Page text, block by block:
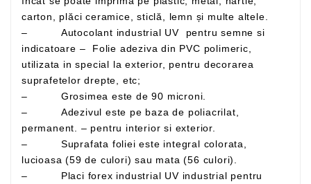
carton, plăci ceramice, sticlă, lemn și multe altele.
– Autocolant industrial UV pentru semne si
indicatoare – Folie adeziva din PVC polimeric,
utilizata in special la exterior, pentru decorarea
suprafetelor drepte, etc;
– Grosimea este de 90 microni.
– Adezivul este pe baza de poliacrilat,
permanent. – pentru interior si exterior.
– Suprafata foliei este integral colorata,
lucioasa (59 de culori) sau mata (56 culori).
– Placi forex industrial UV industrial pentru